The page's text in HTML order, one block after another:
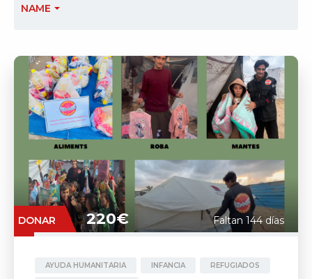
NAME
DONAR 220€ Faltan 144 días
AYUDA HUMANITARIA INFANCIA REFUGIADOS